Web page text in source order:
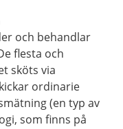
och behandlar
flesta och
sköts via
ordinarie
(en typ av
som finns på